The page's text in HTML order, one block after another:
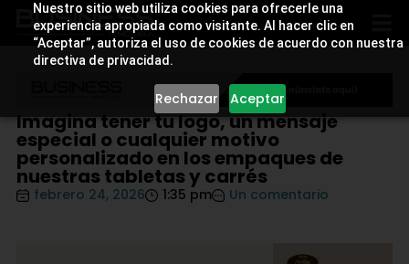
Nuestro sitio web utiliza cookies para ofrecerle una
experiencia apropiada como visitante. Al hacer clic en
“Aceptar”, autoriza el uso de cookies de acuerdo con nuestra
directiva de privacidad.
Rechazar Aceptar
Imagina tener tu logo, un mensaje
especial o cualquier motivo
personalizado en los empaques de
nuestras tabletas y carrés
febrero 24, 2026 1:35 pm Un comentario